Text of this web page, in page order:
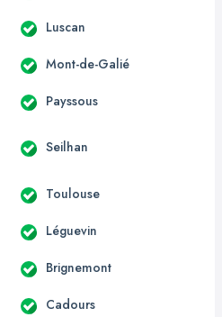
Luscan
Mont-de-Galié
Payssous
Seilhan
Toulouse
Léguevin
Brignemont
Cadours